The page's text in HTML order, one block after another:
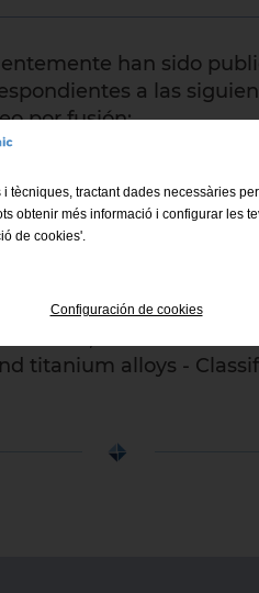
han sido
a las
por fusión:
ISO 2560:2020
manual metal arc
(ISO
ISO 14341:2020
weld deposits for gas
and fine grain steels -
ISO 24034:2020
solid wires
titanium alloys -
tècniques, tractant dades necessàries
obtenir més informació i configurar les
de cookies'.
Configuración de cookies